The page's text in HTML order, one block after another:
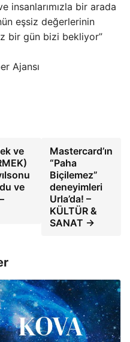
insanlarımızla bir arada
eşsiz değerlerinin
bir gün bizi bekliyor”
Ajansı
ve
ve
Mastercard’ın
“Paha
Biçilemez”
deneyimleri
Urla’da! –
KÜLTÜR &
SANAT →